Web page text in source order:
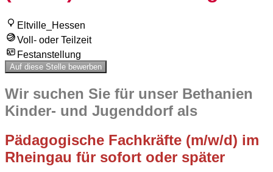
Eltville_Hessen
Voll- oder Teilzeit
Festanstellung
Auf diese Stelle bewerben
Wir suchen Sie für unser Bethanien
Kinder- und Jugenddorf als
Pädagogische Fachkräfte (m/w/d) im
Rheingau für sofort oder später